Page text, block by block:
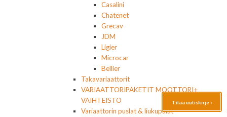
Casalini
Chatenet
Grecav
JDM
Ligier
Microcar
Bellier
Takavariaattorit
VARIAATTORIPAKETIT MOOTTORI+
VAIHTEISTO
Variaattorin puslat & liukupalat
Tilaa uutiskirje ›